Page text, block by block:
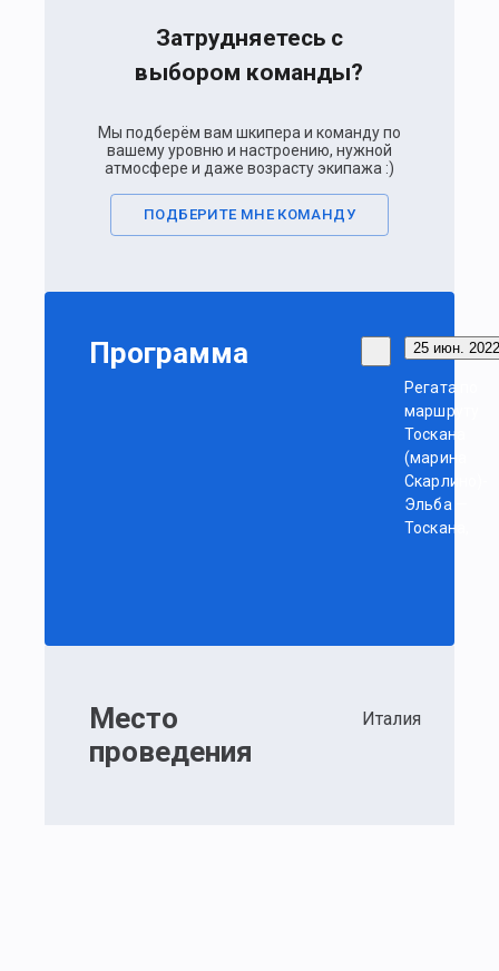
Затрудняетесь с
выбором команды?
Мы подберём вам шкипера и команду по
вашему уровню и настроению, нужной
атмосфере и даже возрасту экипажа :)
ПОДБЕРИТЕ МНЕ КОМАНДУ
Программа 25 июн.
Регата по
маршруту
Тоскана
(марина
Скарлино)-
Эльба —
Тоскана,
Место
проведения
Италия